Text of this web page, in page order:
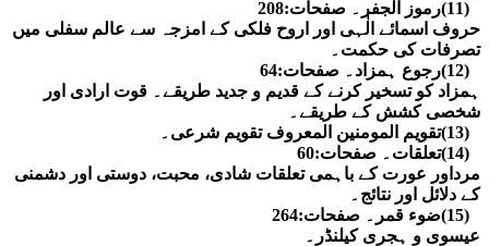
(11)رموز الجفر۔ صفحات:208
حروف اسمائے الٰہی اور اروح فلکی کے امزجہ سے عالم سفلی میں
تصرفات کی حکمت۔
(12)رجوع ہمزاد۔ صفحات:64
ہمزاد کو تسخیر کرنے کے قدیم و جدید طریقے۔ قوت ارادی اور
شخصی کشش کے طریقے۔
(13)تقویم المومنین المعروف تقویم شرعی۔
(14)تعلقات۔ صفحات:60
مرداور عورت کے باہمی تعلقات شادی، محبت، دوستی اور دشمنی
کے دلائل اور نتائج۔
(15)ضوء قمر۔ صفحات:264
عیسوی و ہجری کیلنڈر۔